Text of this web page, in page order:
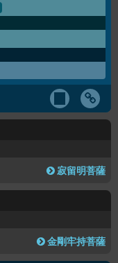
寂留明菩薩
金剛牢持菩薩